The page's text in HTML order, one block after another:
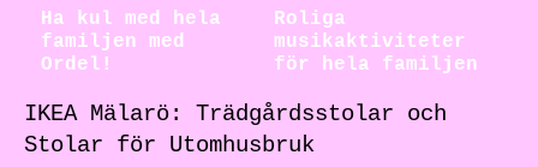
Ha kul med hela
familjen med
Ordel!
Roliga
musikaktiviteter
för hela familjen
IKEA Mälarö: Trädgårdsstolar och
Stolar för Utomhusbruk